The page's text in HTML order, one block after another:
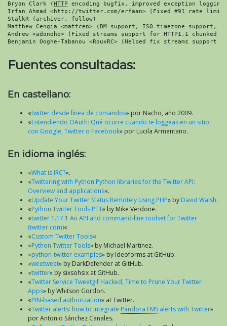
Bryan Clark (HTTP encoding bugfix, improved exception logging)
Irfan Ahmad <http://twitter.com/erfaan> (Fixed #91 rate limit
StalkR (archiver, follow)
Matthew Cengia <mattcen> (DM support, ISO timezone support,
Andrew <adonoho> (Fixed streams support for HTTP1.1 chunked
Benjamin Ooghe-Tabanou <RouxRC> (Helped fix streams
Fuentes consultadas:
En castellano:
«twitter desde línea de comandos» por Nacho, año 2009.
«Entendiendo OAuth: Qué ocurre cuando te loggeas en un sitio
con Google, Twitter o Facebook» por Lucila Armentano.
En idioma inglés:
«What is IRC?«.
«Twittering with Python Python libraries for the Twitter API:
Overview and applications«.
«Update Your Twitter Status Remotely Using PHP» by David Walsh.
«Python Twitter Tools PTT» by Mike Verdone.
«twitter 1.17.1 An API and command-line toolset for Twitter
(twitter.com)«
«Custom Twitter Tools«.
«Python Twitter Tools» by Michael Martinez.
«python-twitter-examples» by Ideoforms at GitHub.
«weetweet» by DarkDefender at GitHub.
«twitter» by sixsohsix at GitHub.
«Twitter Service Tweetgif Hacked, Time to Prune Your Twitter
Apps» by Whitson Gordon.
«PIN-based authorization» at Twitter.
«Twitter alerts: how to integrate Pandora FMS alerts with Twitter»
por Antonio Sánchez Canales.